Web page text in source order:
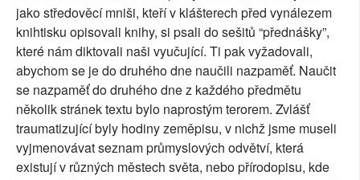
jako středověcí mniši, kteří v klášterech před vynálezem
knihtisku opisovali knihy, si psali do sešitů “přednášky”,
které nám diktovali naši vyučující. Ti pak vyžadovali,
abychom se je do druhého dne naučili nazpaměť. Naučit
se nazpaměť do druhého dne z každého předmětu
několik stránek textu bylo naprostým terorem. Zvlášť
traumatizující byly hodiny zeměpisu, v nichž jsme museli
vyjmenovávat seznam průmyslových odvětví, která
existují v různých městech světa, nebo přírodopisu, kde